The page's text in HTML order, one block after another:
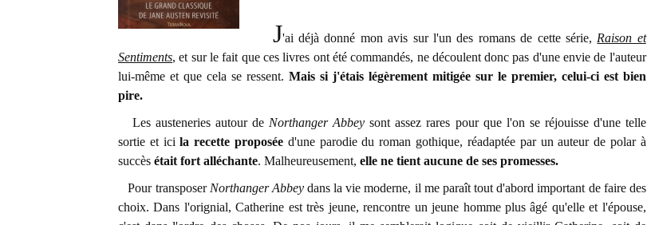
J'ai déjà donné mon avis sur l'un des romans de cette série, Raison et
Sentiments, et sur le fait que ces livres ont été commandés, ne découlent donc pas d'une envie de l'auteur
lui-même et que cela se ressent. Mais si j'étais légèrement mitigée sur le premier, celui-ci est bien
pire.
Les austeneries autour de Northanger Abbey sont assez rares pour que l'on se réjouisse d'une telle
sortie et icila recette proposée d'une parodie du roman gothique, réadaptée par un auteur de polar à
succès était fort alléchante. Malheureusement, elle ne tient aucune de ses promesses.
Pour transposer Northanger Abbeydans la vie moderne, il me paraît tout d'abord important de faire des
choix. Dans l'orignial, Catherine est très jeune, rencontre un jeune homme plus âgé qu'elle et l'épouse,